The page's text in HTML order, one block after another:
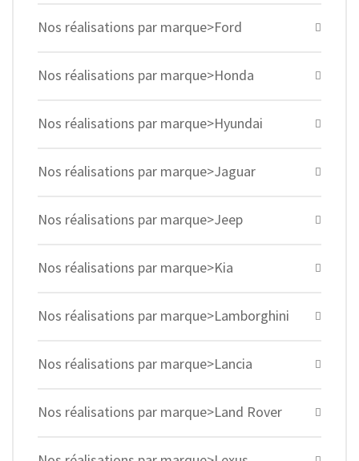
Nos réalisations par marque>Ford
Nos réalisations par marque>Honda
Nos réalisations par marque>Hyundai
Nos réalisations par marque>Jaguar
Nos réalisations par marque>Jeep
Nos réalisations par marque>Kia
Nos réalisations par marque>Lamborghini
Nos réalisations par marque>Lancia
Nos réalisations par marque>Land Rover